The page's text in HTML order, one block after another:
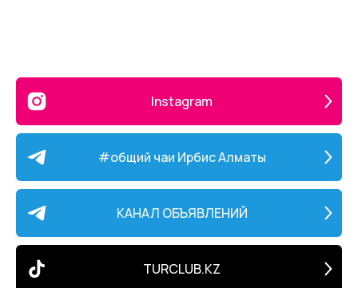
Instagram
#общий чаи Ирбис Алматы
КАНАЛ ОБЪЯВЛЕНИЙ
TURCLUB.KZ